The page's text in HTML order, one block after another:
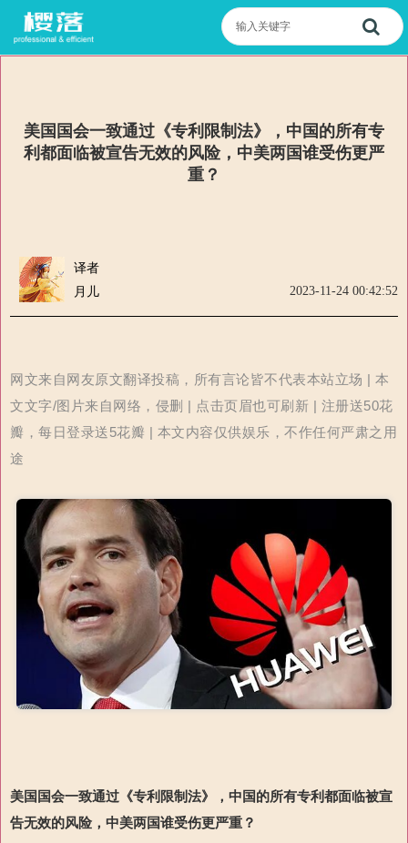
美国国会一致通过《专利限制法》，中国的所有专
利都面临被宣告无效的风险，中美两国谁受伤更严
重？
译者
月儿
2023-11-24 00:42:52
网文来自网友原文翻译投稿，所有言论皆不代表本站立场 | 本
文文字/图片来自网络，侵删 | 点击页眉也可刷新 | 注册送50花
瓣，每日登录送5花瓣 | 本文内容仅供娱乐，不作任何严肃之用
途
美国国会一致通过《专利限制法》
，中国的所有专利都面临被宣
告无效的风险， 中美两国谁受伤更严重？